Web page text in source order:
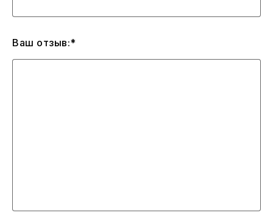
Ваш отзыв:*